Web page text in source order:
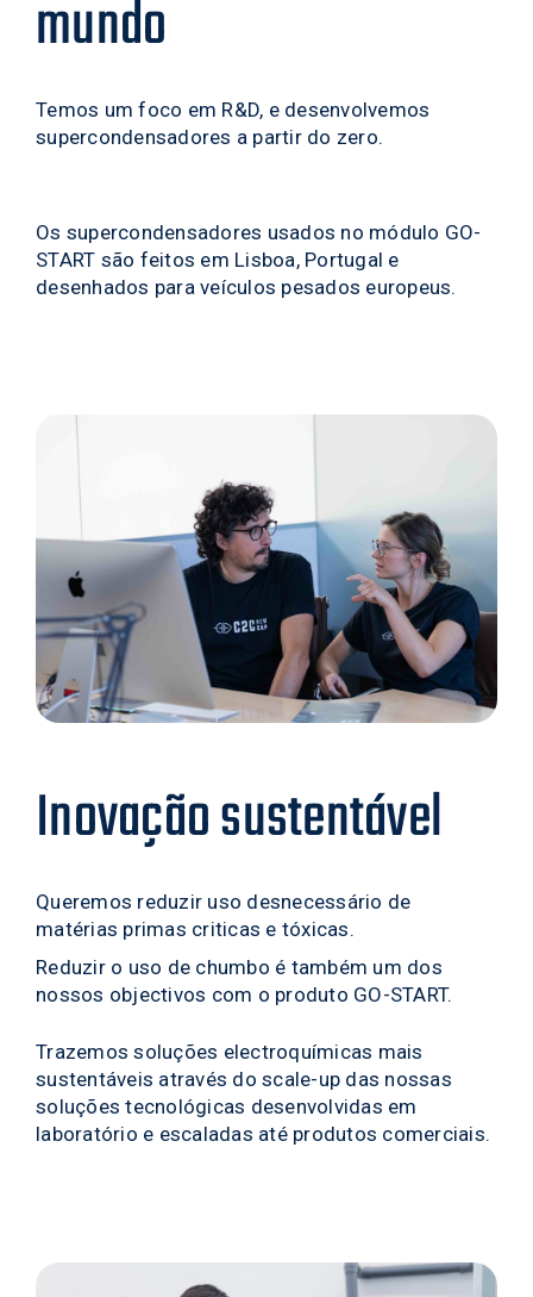
mundo
Temos um foco em R&D, e desenvolvemos
supercondensadores a partir do zero.
Os supercondensadores usados no módulo GO-
START são feitos em Lisboa, Portugal e
desenhados para veículos pesados europeus.
Inovação sustentável
Queremos reduzir uso desnecessário de
matérias primas criticas e tóxicas.
Reduzir o uso de chumbo é também um dos
nossos objectivos com o produto GO-START.
Trazemos soluções electroquímicas mais
sustentáveis através do scale-up das nossas
soluções tecnológicas desenvolvidas em
laboratório e escaladas até produtos comerciais.